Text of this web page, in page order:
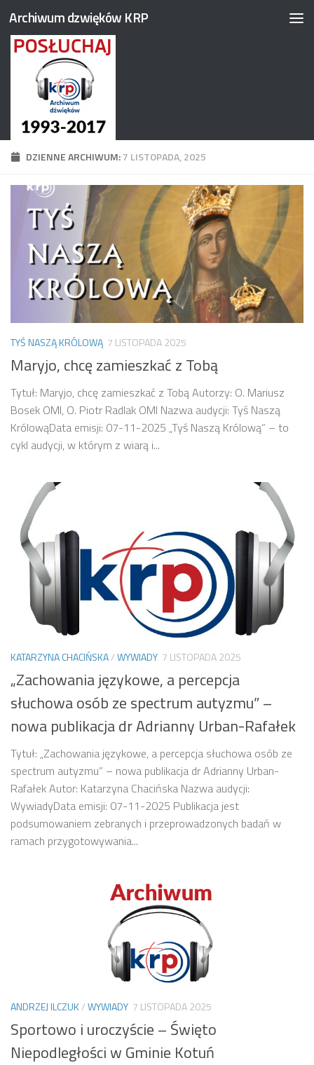
Przejdź do treści
Archiwum dzwięków KRP
DZIENNE ARCHIWUM:7 LISTOPADA, 2025
TYŚ NASZĄ KRÓLOWĄ 7 LISTOPADA 2025
Maryjo, chcę zamieszkać z Tobą
Tytuł: Maryjo, chcę zamieszkać z Tobą Autorzy: O. Mariusz
Bosek OMI, O. Piotr Radlak OMI Nazwa audycji: Tyś Naszą
KrólowąData emisji: 07-11-2025 „Tyś Naszą Królową” – to
cykl audycji, w którym z wiarą i...
KATARZYNA CHACIŃSKA/WYWIADY 7 LISTOPADA 2025
„Zachowania językowe, a percepcja
słuchowa osób ze spectrum autyzmu” –
nowa publikacja dr Adrianny Urban-Rafałek
Tytuł: „Zachowania językowe, a percepcja słuchowa osób ze
spectrum autyzmu” – nowa publikacja dr Adrianny Urban-
Rafałek Autor: Katarzyna Chacińska Nazwa audycji:
WywiadyData emisji: 07-11-2025 Publikacja jest
podsumowaniem zebranych i przeprowadzonych badań w
ramach przygotowywania...
ANDRZEJ ILCZUK/WYWIADY 7 LISTOPADA 2025
Sportowo i uroczyście – Święto
Niepodległości w Gminie Kotuń